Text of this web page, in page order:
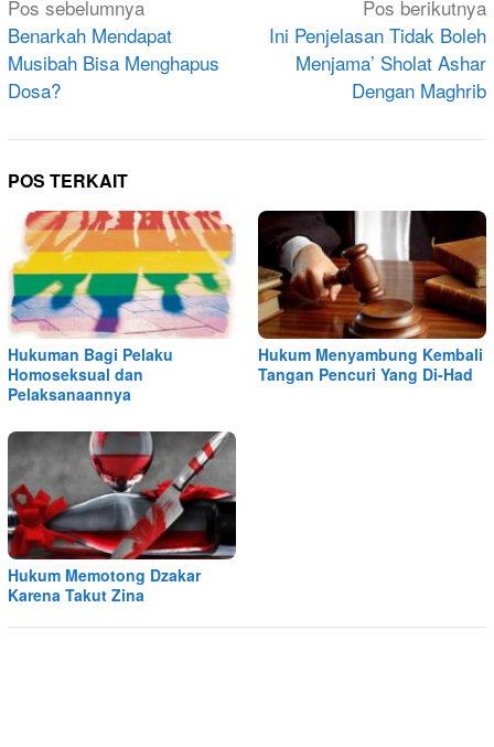
Navigasi
pos
Pos sebelumnya
Benarkah Mendapat
Musibah Bisa Menghapus
Dosa?
Pos berikutnya
Ini Penjelasan Tidak Boleh
Menjama’ Sholat Ashar
Dengan Maghrib
POS TERKAIT
Hukuman Bagi Pelaku
Homoseksual dan
Pelaksanaannya
Hukum Menyambung Kembali
Tangan Pencuri Yang Di-Had
Hukum Memotong Dzakar
Karena Takut Zina